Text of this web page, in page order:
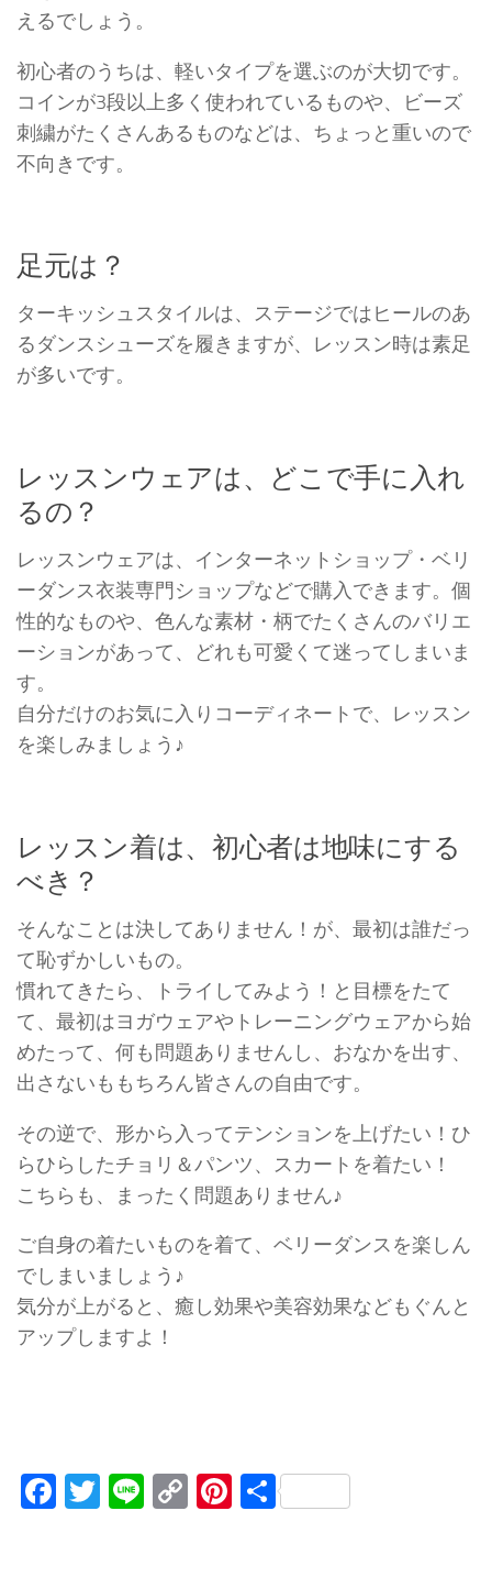
えるでしょう。
初心者のうちは、軽いタイプを選ぶのが大切です。
コインが3段以上多く使われているものや、ビーズ
刺繍がたくさんあるものなどは、ちょっと重いので
不向きです。
足元は？
ターキッシュスタイルは、ステージではヒールのあ
るダンスシューズを履きますが、レッスン時は素足
が多いです。
レッスンウェアは、どこで手に入れ
るの？
レッスンウェアは、インターネットショップ・ベリ
ーダンス衣装専門ショップなどで購入できます。個
性的なものや、色んな素材・柄でたくさんのバリエ
ーションがあって、どれも可愛くて迷ってしまいま
す。
自分だけのお気に入りコーディネートで、レッスン
を楽しみましょう♪
レッスン着は、初心者は地味にする
べき？
そんなことは決してありません！が、最初は誰だっ
て恥ずかしいもの。
慣れてきたら、トライしてみよう！と目標をたて
て、最初はヨガウェアやトレーニングウェアから始
めたって、何も問題ありませんし、おなかを出す、
出さないももちろん皆さんの自由です。
その逆で、形から入ってテンションを上げたい！ひ
らひらしたチョリ＆パンツ、スカートを着たい！
こちらも、まったく問題ありません♪
ご自身の着たいものを着て、ベリーダンスを楽しん
でしまいましょう♪
気分が上がると、癒し効果や美容効果などもぐんと
アップしますよ！
Facebook
Twitter
LineCopyPinterest
共